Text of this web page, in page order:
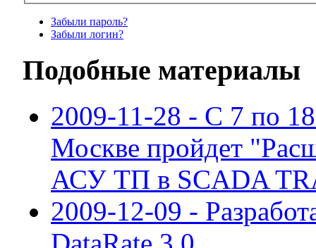
Забыли пароль?
Забыли логин?
Подобные материалы
2009-11-28 - С 7 по 18
Москве пройдет
АСУ ТП в SCADA
2009-12-09 -